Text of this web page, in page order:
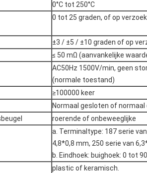
0°C tot 250°C
0 tot 25 graden, of op
±3 / ±5 / ±10 graden of op
≤ 50 mΩ (aanvankelijke
AC50Hz 1500V/min, geen
(normale toestand)
≥100000 keer
Normaal gesloten of normaal
roerende of onbeweeglijke
a. Terminaltype: 187 serie
4,8*0,8 mm, 250 serie van
b. Eindhoek: buighoek: 0 tot
plastic of keramisch.